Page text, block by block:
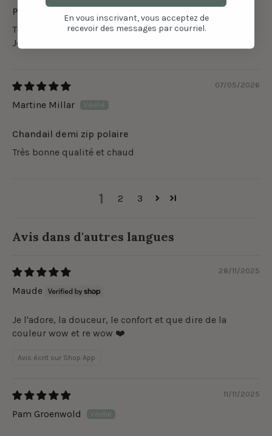
Pas déçue
Très confo et magnifique couleur !
Je suis entre S et M, j’ai pris M et il est parfait
07/05/2026
Martine Millar
Chandail demi zip polaire
Très bonne qualité et chaud
1 2 3
Avis dans d'autres langues
28/11/2025
Maude
Je l'adore, la douceur, le confort et que dire de la
couleur wow et re wow ❤️
Avis écrit sur Shop App
11/11/2025
Pam Groenwold
En vous inscrivant, vous acceptez de
recevoir des messages par courriel.